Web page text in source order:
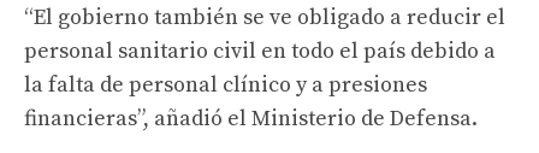
“El gobierno también se ve obligado a reducir el
personal sanitario civil en todo el país debido a
la falta de personal clínico y a presiones
financieras”, añadió el Ministerio de Defensa.